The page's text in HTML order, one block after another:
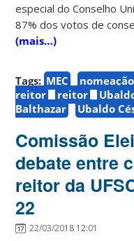
especial do Conselho
87% dos votos de
(mais…)
Tags: MEC nomeação
reitor
reitor
Balthazar
Ubaldo
Comissão
debate entre
reitor da
22
22/03/2018 12:01